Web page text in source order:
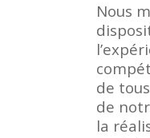
Nous
de
de
la